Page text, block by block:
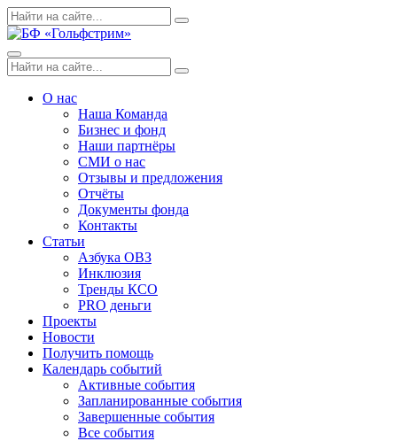
Skip
to
Поиск
по:
Search
Menu
Поиск
по:
Search
О нас
Наша Команда
Бизнес и фонд
Наши партнёры
СМИ о нас
Отзывы и предложения
Отчёты
Документы фонда
Контакты
Статьи
Азбука ОВЗ
Инклюзия
Тренды КСО
PRO деньги
Проекты
Новости
Получить помощь
Календарь событий
Активные события
Запланированные события
Завершенные события
Все события